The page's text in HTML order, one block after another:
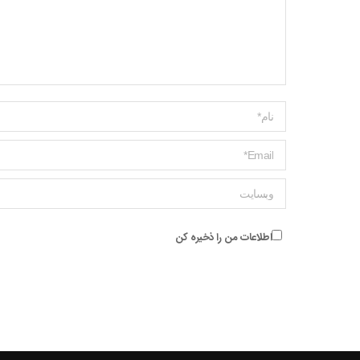
Name *
ایمیل *
وبسایت
اطلاعات من را ذخیره کن